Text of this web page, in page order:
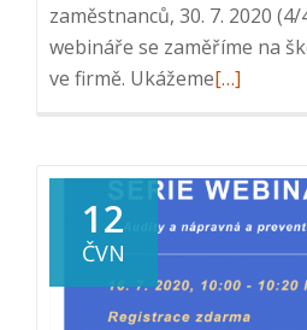
zaměstnanců, 30. 7. 2020
webináře se zaměříme na
ve firmě. UkážemeRead
webinářů
QMS:
4.
Školení
[…]
12
ČVN